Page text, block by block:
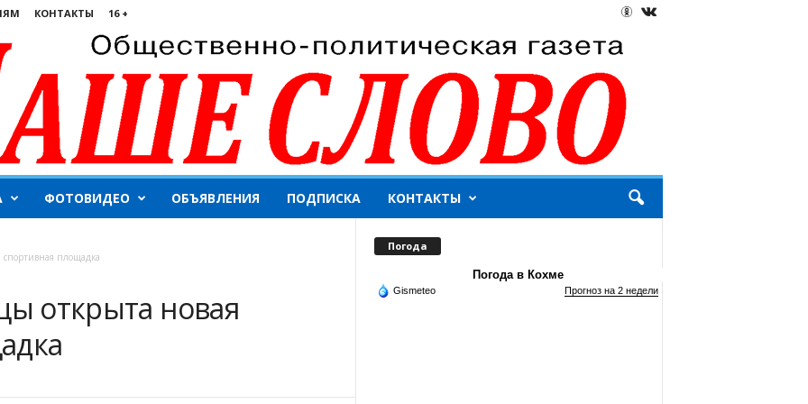
КОНТАКТЫ 16 +
ФОТОВИДЕО ОБЪЯВЛЕНИЯ ПОДПИСКА КОНТАКТЫ
спортивная площадка
открыта новая
Погода
Погода в Кохме
Gismeteo Прогноз на 2 недели